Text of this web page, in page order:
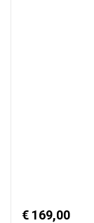
€ 169,00